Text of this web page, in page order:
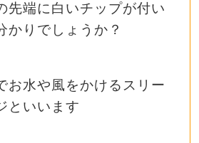
先端に白いチップが付い
かりでしょうか？
お水や風をかけるスリー
といいます